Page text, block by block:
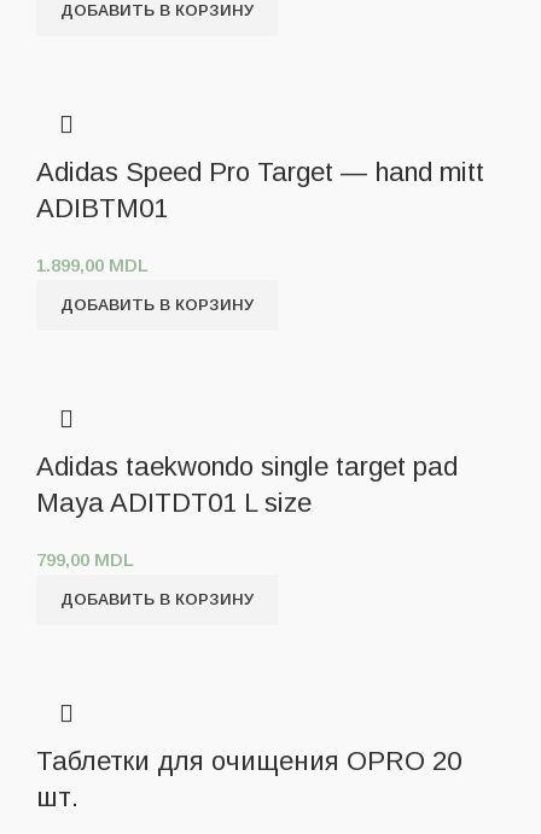
ДОБАВИТЬ В КОРЗИНУ
Adidas Speed Pro Target — hand mitt
ADIBTM01
1.899,00 MDL
ДОБАВИТЬ В КОРЗИНУ
Adidas taekwondo single target pad
Maya ADITDT01 L size
799,00 MDL
ДОБАВИТЬ В КОРЗИНУ
Таблетки для очищения OPRO 20
шт.